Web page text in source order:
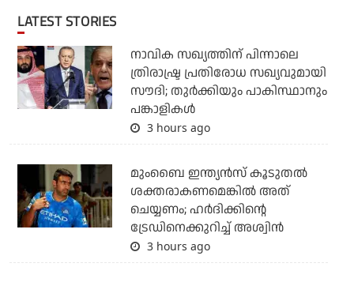
LATEST STORIES
നാവിക സഖ്യത്തിന് പിന്നാലെ
ത്രിരാഷ്ട്ര പ്രതിരോധ സഖ്യവുമായി
സൗദി; തുര്‍ക്കിയും പാകിസ്ഥാനും
പങ്കാളികള്‍
3 hours ago
മുംബൈ ഇന്ത്യന്‍സ് കൂടുതല്‍
ശക്തരാകണമെങ്കില്‍ അത്
ചെയ്യണം; ഹര്‍ദിക്കിന്റെ
ട്രേഡിനെക്കുറിച്ച് അശ്വിന്‍
3 hours ago